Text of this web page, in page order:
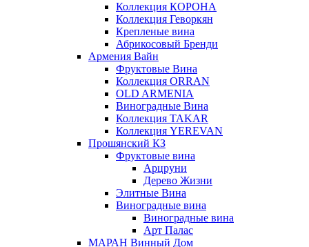
Коллекция КОРОНА
Коллекция Геворкян
Крепленые вина
Абрикосовый Бренди
Армения Вайн
Фруктовые Вина
Коллекция ORRAN
OLD ARMENIA
Виноградные Вина
Коллекция TAKAR
Коллекция YEREVAN
Прошянский КЗ
Фруктовые вина
Арцруни
Дерево Жизни
Элитные Вина
Виноградные вина
Виноградные вина
Арт Палас
МАРАН Винный Дом